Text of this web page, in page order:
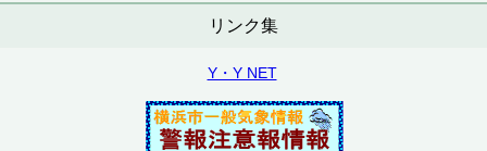
リンク集
Y・Y NET